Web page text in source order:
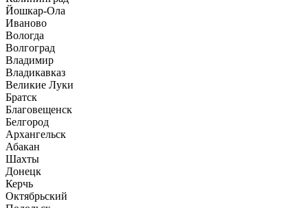
Йошкар-Ола
Иваново
Вологда
Волгоград
Владимир
Владикавказ
Великие Луки
Братск
Благовещенск
Белгород
Архангельск
Абакан
Шахты
Донецк
Керчь
Октябрьский